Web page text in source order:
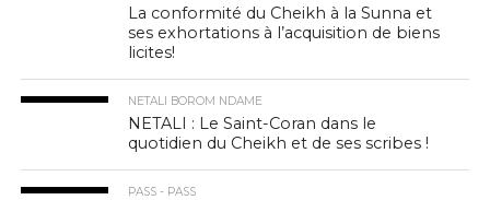
La conformité du Cheikh à la Sunna et
ses exhortations à l’acquisition de biens
licites!
NETALI BOROM NDAME
NETALI : Le Saint-Coran dans le
quotidien du Cheikh et de ses scribes !
PASS - PASS